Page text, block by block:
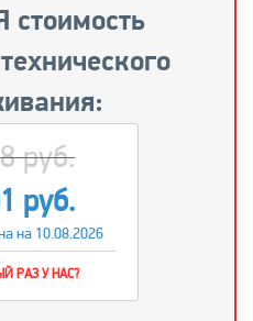
руб.
руб.
на 10.08.2026
РАЗ У НАС?